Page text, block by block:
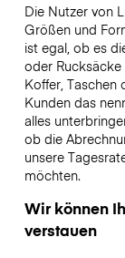
Die Nutzer von
Größen und
ist egal, ob es
oder Rucksäcke
Koffer, Taschen
Kunden das
alles
ob die
unsere
möchten.
Wir können
verstauen